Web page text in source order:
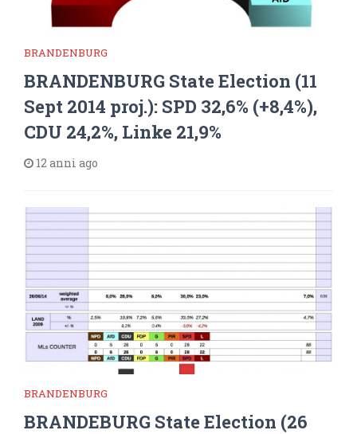
BRANDENBURG
BRANDENBURG State Election (11
Sept 2014 proj.): SPD 32,6% (+8,4%),
CDU 24,2%, Linke 21,9%
12 anni ago
BRANDENBURG
BRANDEBURG State Election (26